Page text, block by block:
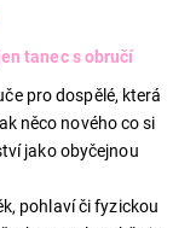
tanec s obručí
pro dospělé, která
něco nového co si
jako obyčejnou
pohlaví či fyzickou